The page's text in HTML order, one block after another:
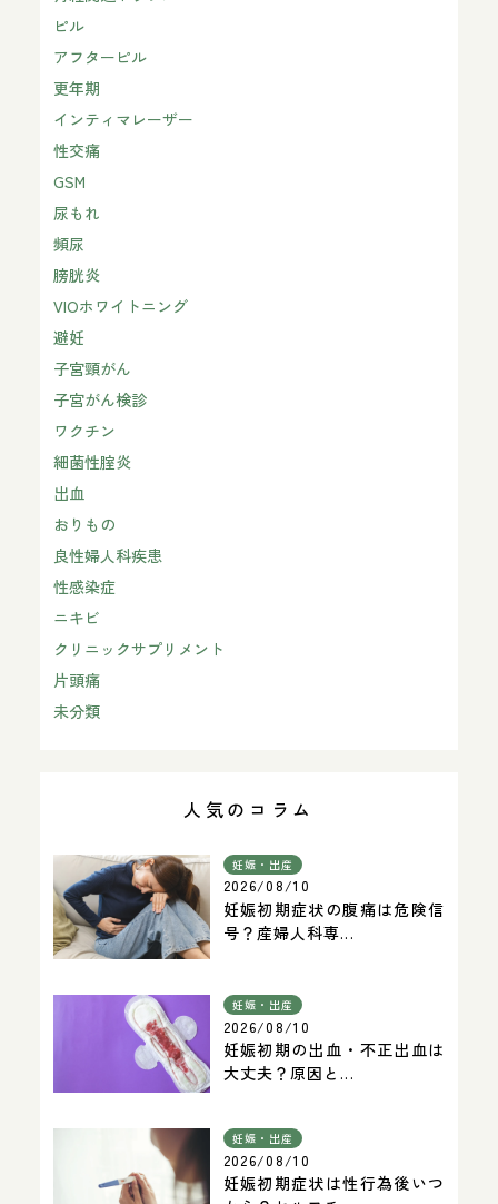
ピル
アフターピル
更年期
インティマレーザー
性交痛
GSM
尿もれ
頻尿
膀胱炎
VIOホワイトニング
避妊
子宮頸がん
子宮がん検診
ワクチン
細菌性腟炎
出血
おりもの
良性婦人科疾患
性感染症
ニキビ
クリニックサプリメント
片頭痛
未分類
人気のコラム
妊娠・出産
2026/08/10
妊娠初期症状の腹痛は危険信
号？産婦人科専...
妊娠・出産
2026/08/10
妊娠初期の出血・不正出血は
大丈夫？原因と...
妊娠・出産
2026/08/10
妊娠初期症状は性行為後いつ